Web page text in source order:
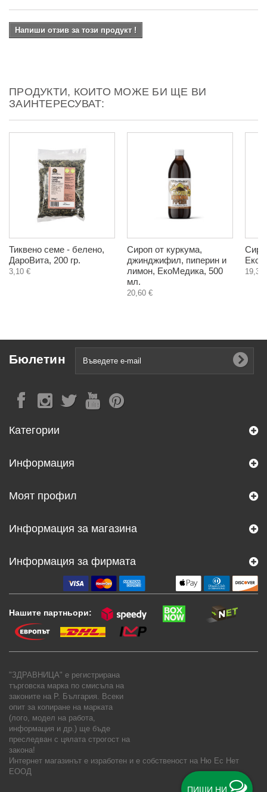
ПИШИ НИ
Напиши отзив за този продукт !
ПРОДУКТИ, КОИТО МОЖЕ БИ ЩЕ ВИ
ЗАИНТЕРЕСУВАТ:
Тиквено семе - белено,
ДароВита, 200 гр.
3,10 €
Сироп от куркума,
джинджифил, пиперин и
лимон, ЕкоМедика, 500
мл.
20,60 €
19,30
Бюлетин
Категории
Информация
Моят профил
Информация за магазина
Информация за фирмата
Нашите партньори:
"ЗДРАВНИЦА" е регистрирана
търговска марка по смисъла на
законите на Р. България. Всеки
опит за копиране на марката
(лого, модел на работа,
информация и др.) ще бъде
преследван с цялата строгост на
закона!
Интернет магазинът е изработен и е собственост на Ню Ес Нет
ЕООД